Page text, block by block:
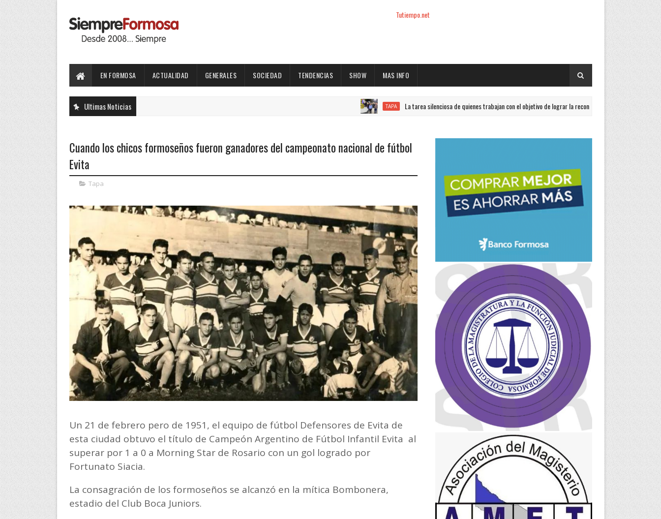
Tutiempo.net
EN FORMOSA ACTUALIDAD GENERALES SOCIEDAD TENDENCIAS SHOW MAS INFO
Ultimas Noticias TAPA La tarea silenciosa de quienes trabajan con el objetivo de lograr la reconstrucción del peronismo
Cuando los chicos formoseños fueron ganadores del campeonato nacional de fútbol
Evita
Tapa
Un 21 de febrero pero de 1951, el equipo de fútbol Defensores de Evita de
esta ciudad obtuvo el título de Campeón Argentino de Fútbol Infantil Evita al
superar por 1 a 0 a Morning Star de Rosario con un gol logrado por
Fortunato Siacia.
La consagración de los formoseños se alcanzó en la mítica Bombonera,
estadio del Club Boca Juniors.